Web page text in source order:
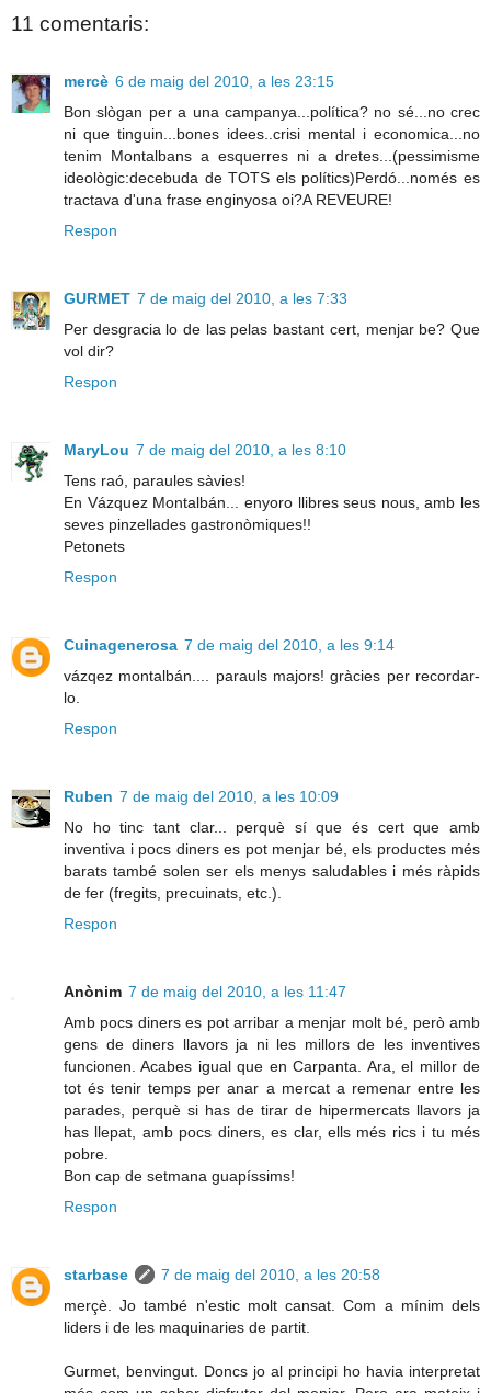
11 comentaris:
mercè 6 de maig del 2010, a les 23:15
Bon slògan per a una campanya...política? no sé...no crec
ni que tinguin...bones idees..crisi mental i economica...no
tenim Montalbans a esquerres ni a dretes...(pessimisme
ideològic:decebuda de TOTS els polítics)Perdó...només es
tractava d'una frase enginyosa oi?A REVEURE!
Respon
GURMET 7 de maig del 2010, a les 7:33
Per desgracia lo de las pelas bastant cert, menjar be? Que
vol dir?
Respon
MaryLou 7 de maig del 2010, a les 8:10
Tens raó, paraules sàvies!
En Vázquez Montalbán... enyoro llibres seus nous, amb les
seves pinzellades gastronòmiques!!
Petonets
Respon
Cuinagenerosa 7 de maig del 2010, a les 9:14
vázqez montalbán.... parauls majors! gràcies per recordar-
lo.
Respon
Ruben 7 de maig del 2010, a les 10:09
No ho tinc tant clar... perquè sí que és cert que amb
inventiva i pocs diners es pot menjar bé, els productes més
barats també solen ser els menys saludables i més ràpids
de fer (fregits, precuinats, etc.).
Respon
Anònim 7 de maig del 2010, a les 11:47
Amb pocs diners es pot arribar a menjar molt bé, però amb
gens de diners llavors ja ni les millors de les inventives
funcionen. Acabes igual que en Carpanta. Ara, el millor de
tot és tenir temps per anar a mercat a remenar entre les
parades, perquè si has de tirar de hipermercats llavors ja
has llepat, amb pocs diners, es clar, ells més rics i tu més
pobre.
Bon cap de setmana guapíssims!
Respon
starbase
7 de maig del 2010, a les 20:58
merçè. Jo també n'estic molt cansat. Com a mínim dels
liders i de les maquinaries de partit.
Gurmet, benvingut. Doncs jo al principi ho havia interpretat